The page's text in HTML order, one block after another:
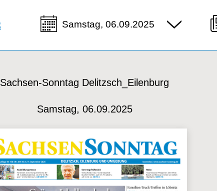
Samstag, 06.09.2025
Sachsen-Sonntag Delitzsch_Eilenburg
Samstag, 06.09.2025